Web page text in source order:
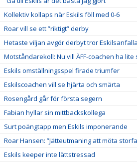
Kollektiv kollaps när Eskils föll med 0-6
Roar vill se ett ”riktigt” derby
Hetaste viljan avgör derbyt tror
Motståndarekoll: Nu vill ÄFF-coachen ha lite
Eskils omställningsspel firade triumfer
Eskilscoachen vill se hjärta och smärta
Rosengård går för första segern
Fabian hyllar sin mittbackskollega
Surt poängtapp men Eskils imponerande
Roar Hansen: ”Jätteutmaning att möta
Eskils keeper inte lättstressad